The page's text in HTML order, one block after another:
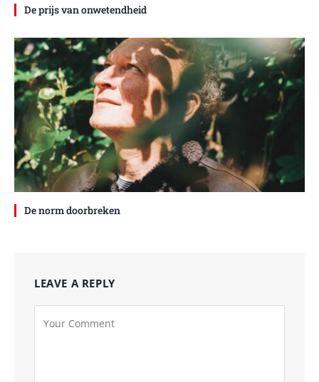
De prijs van onwetendheid
De norm doorbreken
LEAVE A REPLY